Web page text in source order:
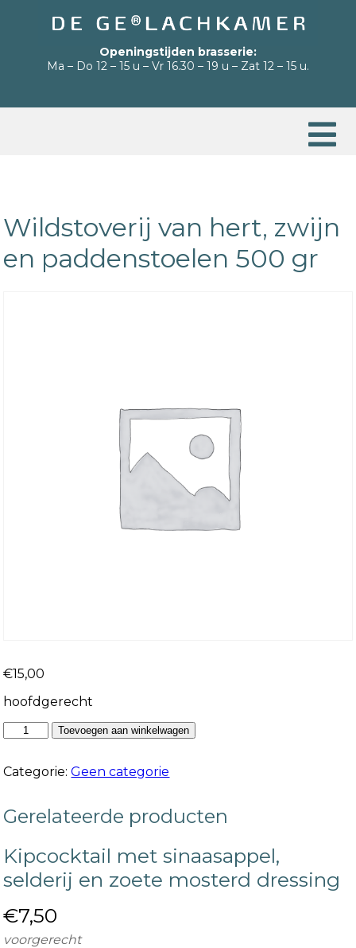
Openingstijden brasserie:
Ma – Do 12 – 15 u – Vr 16.30 – 19 u – Zat 12 – 15 u.
Wildstoverij van hert, zwijn
en paddenstoelen 500 gr
€15,00
hoofdgerecht
Wildstoverij
van
zwijn
500
aantal
Toevoegen aan winkelwagen
Categorie:Geen categorie
Gerelateerde producten
Kipcocktail met sinaasappel,
selderij en zoete mosterd dressing
€7,50
voorgerecht